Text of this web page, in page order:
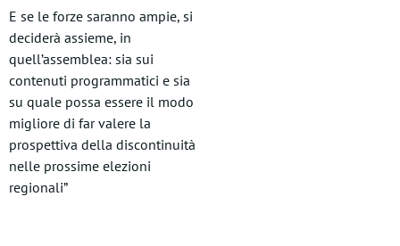
E se le forze saranno ampie, si
deciderà assieme, in
quell’assemblea: sia sui
contenuti programmatici e sia
su quale possa essere il modo
migliore di far valere la
prospettiva della discontinuità
nelle prossime elezioni
regionali”